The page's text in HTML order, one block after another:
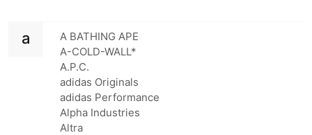
a
A BATHING APE
A-COLD-WALL*
A.P.C.
adidas Originals
adidas Performance
Alpha Industries
Altra